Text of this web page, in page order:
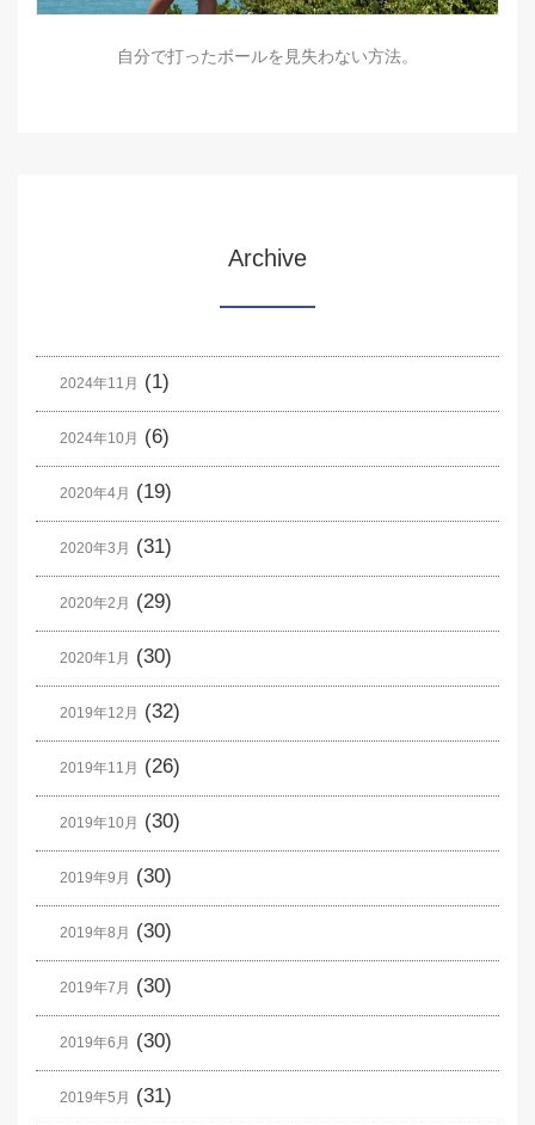
自分で打ったボールを見失わない方法。
Archive
2024年11月 (1)
2024年10月 (6)
2020年4月 (19)
2020年3月 (31)
2020年2月 (29)
2020年1月 (30)
2019年12月 (32)
2019年11月 (26)
2019年10月 (30)
2019年9月 (30)
2019年8月 (30)
2019年7月 (30)
2019年6月 (30)
2019年5月 (31)